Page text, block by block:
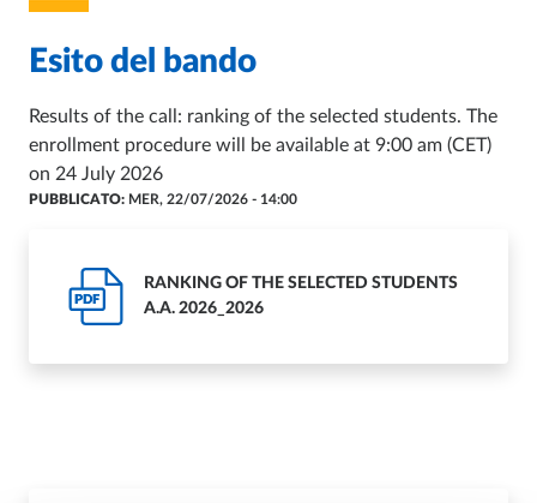
Esito del bando
Results of the call: ranking of the selected students. The
enrollment procedure will be available at 9:00 am (CET)
on 24 July 2026
PUBBLICATO: MER, 22/07/2026 - 14:00
PDF
RANKING OF THE SELECTED STUDENTS
A.A. 2026_2026